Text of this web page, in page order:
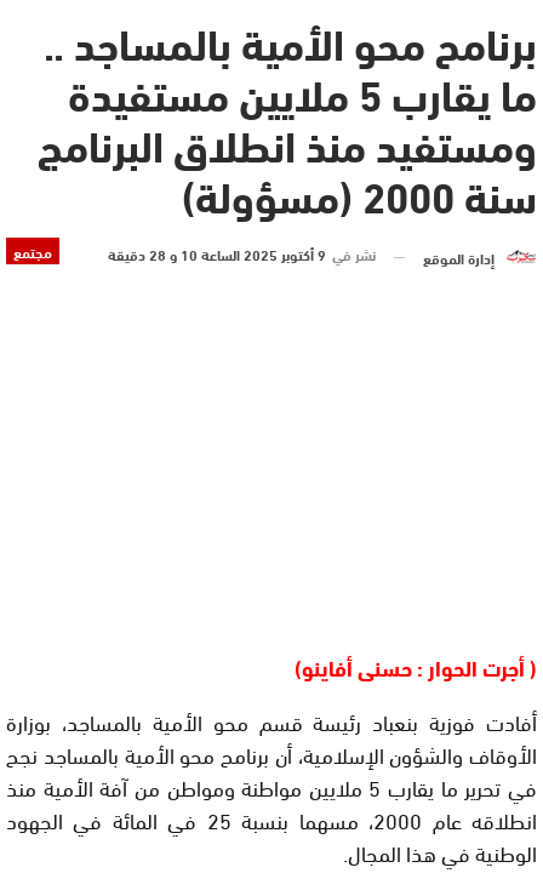
برنامح محو الأمية بالمساجد ..
ما يقارب 5 ملايين مستفيدة
ومستفيد منذ انطلاق البرنامج
سنة 2000 (مسؤولة)
مجتمع إدارة الموقع نشر في 9 أكتوبر 2025 الساعة 10 و 28 دقيقة
( أجرت الحوار : حسنى أفاينو)
أفادت فوزية بنعباد رئيسة قسم محو الأمية بالمساجد، بوزارة
الأوقاف والشؤون الإسلامية، أن برنامح محو الأمية بالمساجد نجح
في تحرير ما يقارب 5 ملايين مواطنة ومواطن من آفة الأمية منذ
انطلاقه عام 2000، مسهما بنسبة 25 في المائة في الجهود
الوطنية في هذا المجال.